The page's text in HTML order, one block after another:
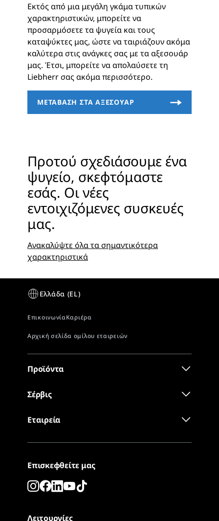
Εκτός από μια μεγάλη γκάμα τυπικών
χαρακτηριστικών, μπορείτε να
προσαρμόσετε τα ψυγεία και τους
καταψύκτες μας, ώστε να ταιριάζουν ακόμα
καλύτερα στις ανάγκες σας με τα αξεσουάρ
μας. Έτσι, μπορείτε να απολαύσετε τη
Liebherr σας ακόμα περισσότερο.
Προτού σχεδιάσουμε ένα
ψυγείο, σκεφτόμαστε
εσάς. Οι νέες
εντοιχιζόμενες συσκευές
μας.
Ανακαλύψτε όλα τα σημαντικότερα
χαρακτηριστικά
Προϊόντα
Σέρβις
Εταιρεία
Επισκεφθείτε μας
Λειτουργίες